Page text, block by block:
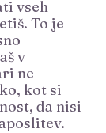
vseh
To je
v
ne
kot si
da nisi